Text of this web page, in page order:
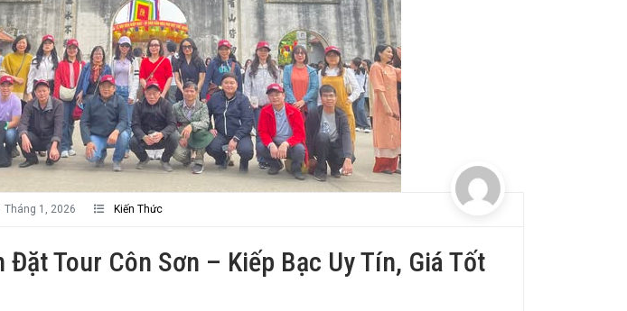
Tháng 1, 2026 Kiến Thức
Đặt Tour Côn Sơn – Kiếp Bạc Uy Tín, Giá Tốt